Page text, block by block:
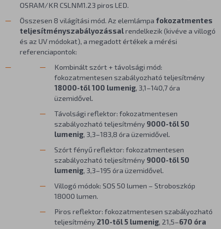
OSRAM/KR CSLNM1.23 piros LED.
Összesen 8 világítási mód. Az elemlámpa fokozatmentes
teljesítményszabályozássalrendelkezik (kivéve a villogó
és az UV módokat), a megadott értékek a mérési
referenciapontok:
Kombinált szórt + távolsági mód:
fokozatmentesen szabályozható teljesítmény
18000-től 100 lumenig, 3,1–140,7 óra
üzemidővel.
Távolsági reflektor: fokozatmentesen
szabályozható teljesítmény 9000-től 50
lumenig, 3,3–183,8 óra üzemidővel.
Szórt fényű reflektor: fokozatmentesen
szabályozható teljesítmény 9000-től 50
lumenig, 3,3–195 óra üzemidővel.
Villogó módok: SOS 50 lumen – Stroboszkóp
18000 lumen.
Piros reflektor: fokozatmentesen szabályozható
teljesítmény 210-től 5 lumenig, 21,5–670 óra